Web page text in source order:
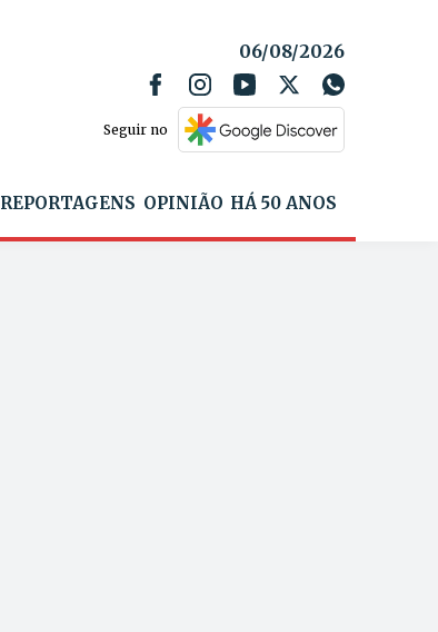
06/08/2026
Seguir no
REPORTAGENS OPINIÃO HÁ 50 ANOS